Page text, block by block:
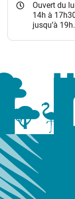
Ouvert du
14h à
jusqu’à 19h.